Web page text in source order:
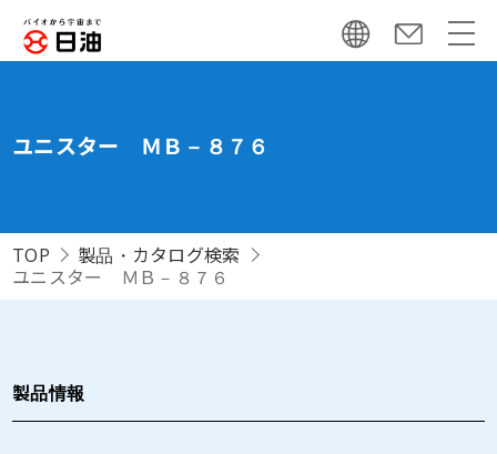
ユニスター ＭＢ－８７６
TOP
製品・カタログ検索
ユニスター ＭＢ－８７６
製品情報